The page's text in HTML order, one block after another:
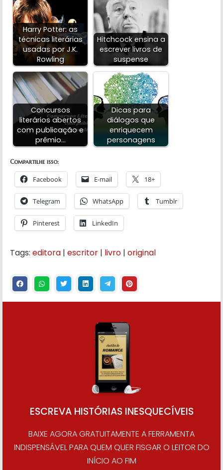
Harry Potter: as
técnicas literárias
usadas por J.K.
Rowling
Hitchcock ensina a
escrever livros de
suspense
Concursos
literários abertos
com publicação e
prêmio…
Dicas para
diálogos que
enriquecem
personagens
Compartilhe isso:
Facebook E-mail 18+
Telegram WhatsApp Tumblr
Pinterest LinkedIn
Tags: editora | escritor | livro | original
ESCREVA HISTÓRIAS INESQUECÍVEIS
BAIXE AGORA GRATUITAMENTE A FERRAMENTA
INDISPENSÁVEL PARA QUEM QUER FISGAR O LEITOR DO
INÍCIO AO FIM